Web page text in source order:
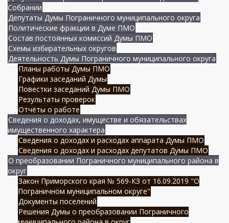
Собрании
Депутаты Думы Пограничного муниципального округа
Политические фракции в Думе ПМО
Состав постоянных комиссий Думы ПМО
Схемы избирательных округов
Деятельность Думы Пограничного муниципального округа
Планы работы Думы ПМО
Графики заседаний Думы
Повестки заседаний Думы ПМО
Результаты проверок
Отчёты о работе
Сведения о доходах, имуществе и обязательствах
имущественного характера
Сведения о доходах и расходах аппарата Думы ПМО
Сведения о доходах и расходах депутатов Думы ПМО
О преобразовании Пограничного муниципального района в
округ
Закон Приморского края № 569-КЗ от 16.09.2019 "О
Пограничном муниципальном округе"
Документы поселений
Решения Думы о преобразовании Пограничного